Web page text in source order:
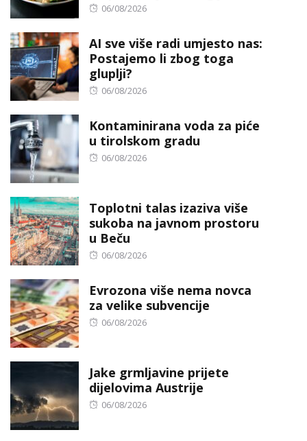
Posted
06/08/2026
AI sve više radi umjesto nas:
Postajemo li zbog toga
gluplji?
Posted
06/08/2026
Kontaminirana voda za piće
u tirolskom gradu
Posted
06/08/2026
Toplotni talas izaziva više
sukoba na javnom prostoru
u Beču
Posted
06/08/2026
Evrozona više nema novca
za velike subvencije
Posted
06/08/2026
Jake grmljavine prijete
dijelovima Austrije
Posted
06/08/2026